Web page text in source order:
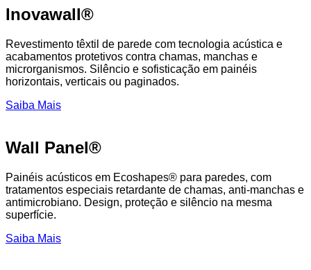
Inovawall®
Revestimento têxtil de parede com tecnologia acústica e
acabamentos protetivos contra chamas, manchas e
microrganismos. Silêncio e sofisticação em painéis
horizontais, verticais ou paginados.
Saiba Mais
Wall Panel®
Painéis acústicos em Ecoshapes® para paredes, com
tratamentos especiais retardante de chamas, anti-manchas e
antimicrobiano. Design, proteção e silêncio na mesma
superfície.
Saiba Mais